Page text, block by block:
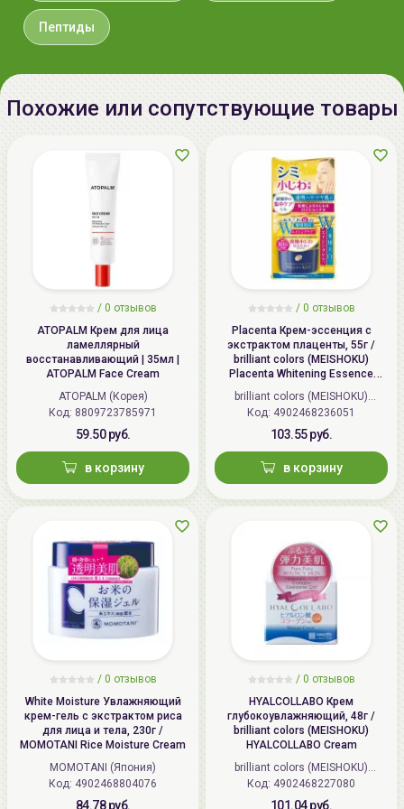
комплексно косметические средства от
Срок годности:
Co., Ltd.", Республика Корея,
Bld., 35 Cheonggyecheon-ro,
Импортер в
Беларусь:
ИП Мигаль Наталья Петровна,
УНП 192179286 Беларусь,
220020 Минск, ул.Радужная 4/1-
136. www.allcosmetics.by, E-mail:
Пептиды
Похожие или сопутствующие товары
/ 0 отзывов
ATOPALM Крем для лица
ламеллярный
восстанавливающий | 35мл |
ATOPALM Face Cream
ATOPALM (Корея)
Код: 8809723785971
59.50 руб.
в корзину
/ 0 отзывов
Placenta Крем-эссенция с
экстрактом плаценты, 55г /
brilliant colors (MEISHOKU)
Placenta Whitening Essence
Cream
brilliant colors (MEISHOKU)
(Япония)
Код: 4902468236051
103.55 руб.
в корзину
/ 0 отзывов
White Moisture Увлажняющий
крем-гель с экстрактом риса
для лица и тела, 230г /
MOMOTANI Rice Moisture Cream
MOMOTANI (Япония)
Код: 4902468804076
84.78 руб.
/ 0 отзывов
HYALCOLLABO Крем
глубокоувлажняющий, 48г /
brilliant colors (MEISHOKU)
HYALCOLLABO Cream
brilliant colors (MEISHOKU)
(Япония)
Код: 4902468227080
101.04 руб.